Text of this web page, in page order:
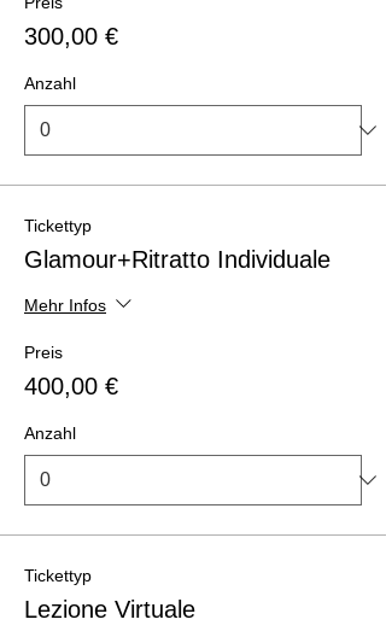
300,00 €
Anzahl
Tickettyp
Glamour+Ritratto Individuale
Mehr Infos
Preis
400,00 €
Anzahl
Tickettyp
Lezione Virtuale